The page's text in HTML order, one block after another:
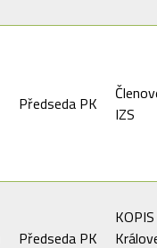
Předseda PK
IZS
Předseda PK